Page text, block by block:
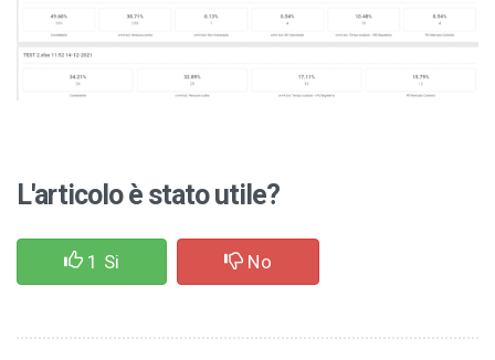
L'articolo è stato utile?
1 Si No